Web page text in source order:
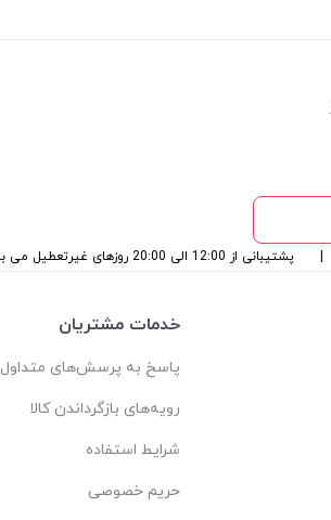
پشتیبانی از 12:00 الی 20:00 روزهای غیرتعطیل می باشد
خدمات مشتریان
پاسخ به پرسش‌های متداول
رویه‌های بازگرداندن کالا
شرایط استفاده
حریم خصوصی